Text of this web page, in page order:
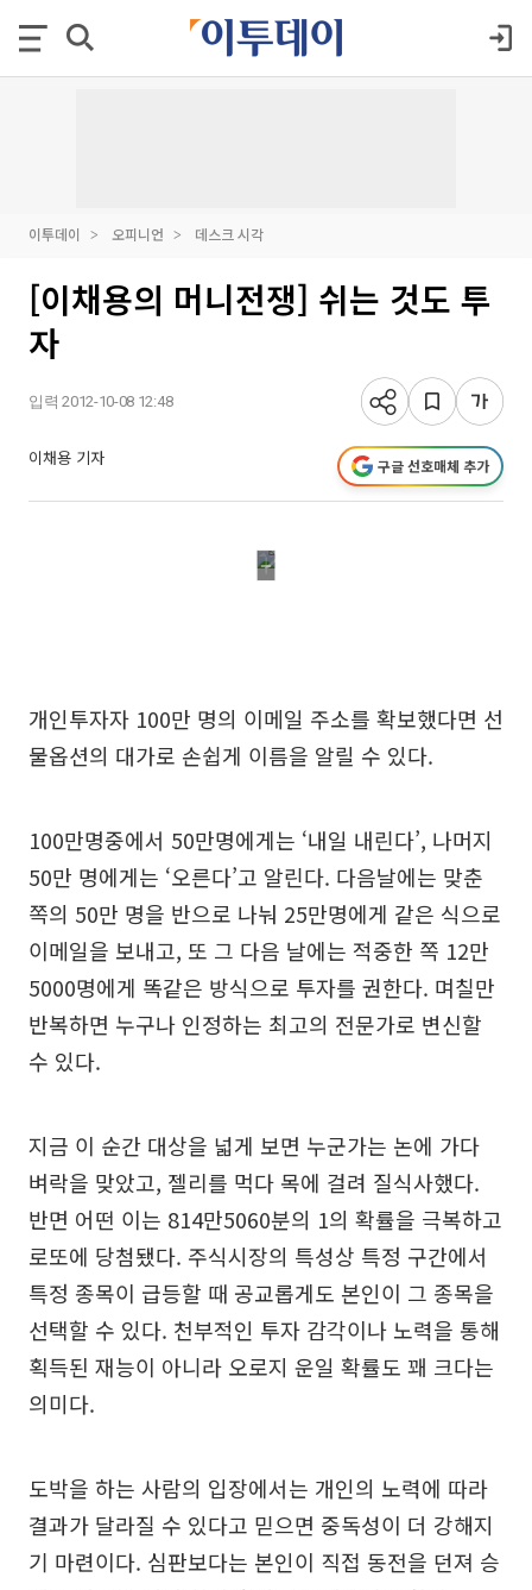
이투데이 오피니언 데스크 시각
[이채용의 머니전쟁] 쉬는 것도 투
자
입력 2012-10-08 12:48
이채용 기자 구글 선호매체 추가
개인투자자 100만 명의 이메일 주소를 확보했다면 선
물옵션의 대가로 손쉽게 이름을 알릴 수 있다.
100만명중에서 50만명에게는 ‘내일 내린다’, 나머지
50만 명에게는 ‘오른다’고 알린다. 다음날에는 맞춘
쪽의 50만 명을 반으로 나눠 25만명에게 같은 식으로
이메일을 보내고, 또 그 다음 날에는 적중한 쪽 12만
5000명에게 똑같은 방식으로 투자를 권한다. 며칠만
반복하면 누구나 인정하는 최고의 전문가로 변신할
수 있다.
지금 이 순간 대상을 넓게 보면 누군가는 논에 가다
벼락을 맞았고, 젤리를 먹다 목에 걸려 질식사했다.
반면 어떤 이는 814만5060분의 1의 확률을 극복하고
로또에 당첨됐다. 주식시장의 특성상 특정 구간에서
특정 종목이 급등할 때 공교롭게도 본인이 그 종목을
선택할 수 있다. 천부적인 투자 감각이나 노력을 통해
획득된 재능이 아니라 오로지 운일 확률도 꽤 크다는
의미다.
도박을 하는 사람의 입장에서는 개인의 노력에 따라
결과가 달라질 수 있다고 믿으면 중독성이 더 강해지
기 마련이다. 심판보다는 본인이 직접 동전을 던져 승